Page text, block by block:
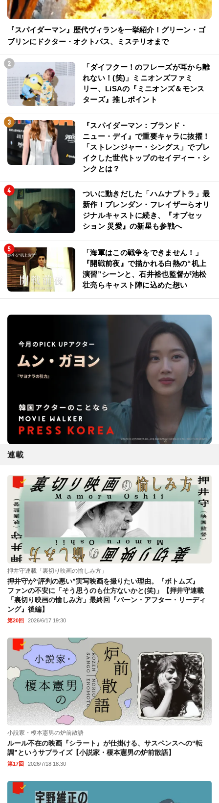
『スパイダーマン』歴代ヴィランを一挙紹介！グリーン・ゴ
ブリンにドクター・オクトパス、ミステリオまで
「ダイフクー！のフレーズが耳から離
れない！(笑)」ミニオンズファミ
リー、LiSAの『ミニオンズ＆モンス
ターズ』推しポイント
『スパイダーマン：ブランド・
ニュー・デイ』で重要キャラに抜擢！
「ストレンジャー・シングス」でブレ
イクした世代トップのセイディー・シ
ンクとは？
ついに動きだした「ハムナプトラ」最
新作！ブレンダン・フレイザーらオリ
ジナルキャストに続き、『オブセッ
ション 災愛』の新星も参戦へ
「海軍はこの戦争をできません！」
『開戦前夜』で描かれる白熱の“机上
演習”シーンと、石井裕也監督が池松
壮亮らキャスト陣に込めた想い
連載
押井守連載「裏切り映画の愉しみ方」
押井守が“評判の悪い”実写映画を撮りたい理由。『ボトムズ』
ファンの不安に「そう思うのも仕方ないかと(笑)」【押井守連載
「裏切り映画の愉しみ方」最終回『バーン・アフター・リーディ
ング』後編】
第20回 2026/6/17 19:30
小説家・榎本憲男の炉前散語
ルール不在の映画『シラート』が仕掛ける、サスペンスへの“転
調”というサプライズ【小説家・榎本憲男の炉前散語】
第17回 2026/7/18 18:30